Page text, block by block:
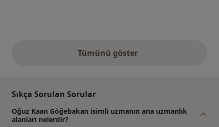
Tümünü gösteryukarıdaki görüşler
Sıkça Sorulan Sorular
Oğuz Kaan Göğebakan isimli uzmanın ana uzmanlık
alanları nelerdir?